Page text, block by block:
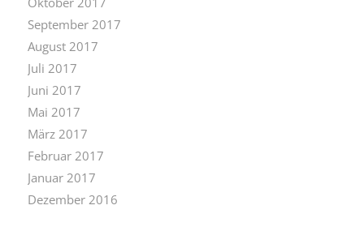
September 2017
August 2017
Juli 2017
Juni 2017
Mai 2017
März 2017
Februar 2017
Januar 2017
Dezember 2016